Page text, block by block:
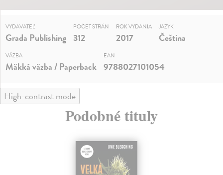
VYDAVATEĽ
Grada Publishing
POČET STRÁN
312
ROK VYDANIA
2017
JAZYK
Čeština
VÄZBA
Mäkká väzba / Paperback
EAN
9788027101054
High-contrast mode
Podobné tituly